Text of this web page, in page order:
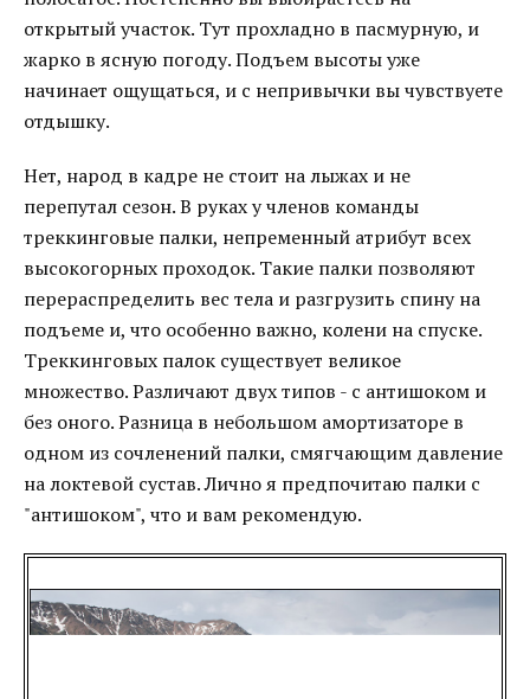
открытый участок. Тут прохладно в пасмурную, и
жарко в ясную погоду. Подъем высоты уже
начинает ощущаться, и с непривычки вы чувствуете
отдышку.
Нет, народ в кадре не стоит на лыжах и не
перепутал сезон. В руках у членов команды
треккинговые палки, непременный атрибут всех
высокогорных проходок. Такие палки позволяют
перераспределить вес тела и разгрузить спину на
подъеме и, что особенно важно, колени на спуске.
Треккинговых палок существует великое
множество. Различают двух типов - с антишоком и
без оного. Разница в небольшом амортизаторе в
одном из сочленений палки, смягчающим давление
на локтевой сустав. Лично я предпочитаю палки с
"антишоком", что и вам рекомендую.